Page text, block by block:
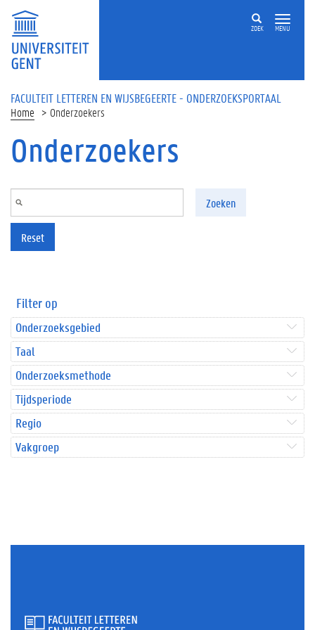
Overslaan en naar de inhoud gaan
ZOEK MENU
FACULTEIT LETTEREN EN WIJSBEGEERTE - ONDERZOEKSPORTAAL
Home Onderzoekers
Onderzoekers
Zoeken
Reset
Filter op
Onderzoeksgebied
Taal
Onderzoeksmethode
Tijdsperiode
Regio
Vakgroep